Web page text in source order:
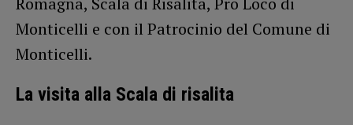
Monticelli e con il Patrocinio del Comune di
Monticelli.
La visita alla Scala di risalita